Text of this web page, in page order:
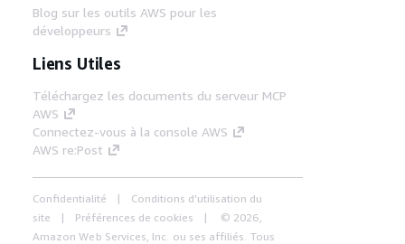
Blog sur les outils AWS pour les
développeurs
Liens Utiles
Téléchargez les documents du serveur MCP
AWS
Connectez-vous à la console AWS
AWS re:Post
Confidentialité
Conditions d'utilisation du
site
Préférences de cookies
© 2026,
Amazon Web Services, Inc. ou ses affiliés. Tous